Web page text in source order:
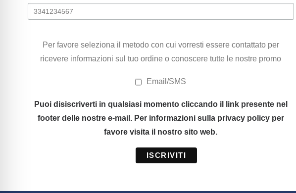
Per favore seleziona il metodo con cui vorresti essere contattato per
ricevere informazioni sul tuo ordine o conoscere tutte le nostre promo
Email/SMS
Puoi disiscriverti in qualsiasi momento cliccando il link presente nel
footer delle nostre e-mail. Per informazioni sulla privacy policy per
favore visita il nostro sito web.